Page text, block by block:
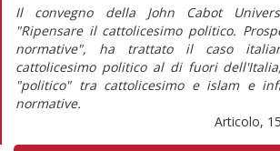
Il convegno della John Cabot
"Ripensare il cattolicesimo politico.
normative", ha trattato il caso
cattolicesimo politico al di fuori
"politico" tra cattolicesimo e islam e
normative.
Articolo,